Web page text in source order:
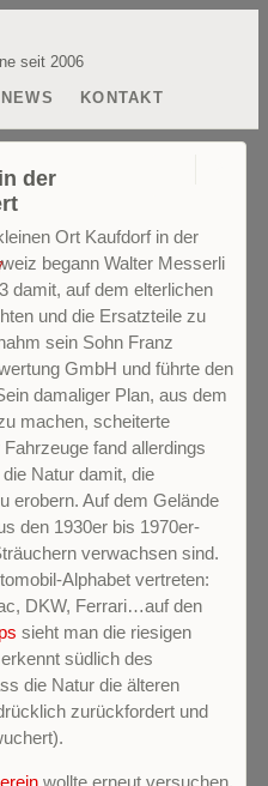
seit 2006
KONTAKT
der
Ort Kaufdorf in der
begann Walter Messerli
damit, auf dem elterlichen
und die Ersatzteile zu
sein Sohn Franz
GmbH und führte den
damaliger Plan, aus dem
machen, scheiterte
fand allerdings
Natur damit, die
erobern. Auf dem Gelände
den 1930er bis 1970er-
verwachsen sind.
Alphabet vertreten:
DKW, Ferrari…auf den
sieht man die riesigen
südlich des
die Natur die älteren
zurückfordert und
wollte erneut versuchen,